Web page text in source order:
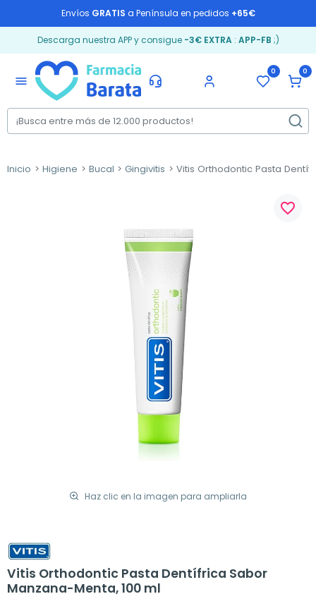
Envíos GRATIS a Península en pedidos +65€
Descarga nuestra APP y consigue -3€ EXTRA: APP-FB ;)
menu
0 0
Inicio Higiene Bucal Gingivitis Vitis Orthodontic Pasta
Haz clic en la imagen para ampliarla
favorite_border
Vitis Orthodontic Pasta Dentífrica Sabor
Manzana-Menta, 100 ml